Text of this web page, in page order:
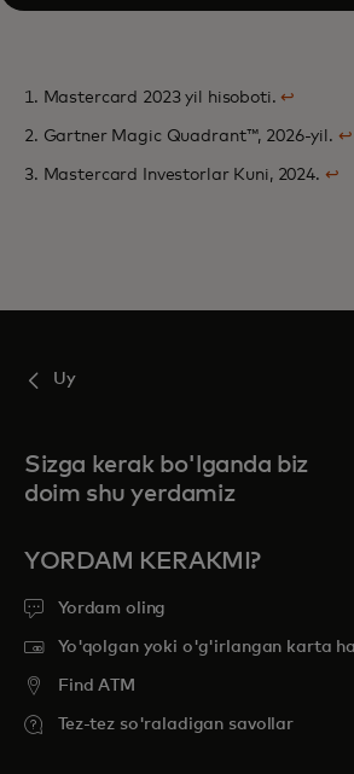
1. Mastercard 2023 yil hisoboti.↩
2. Gartner Magic Quadrant™, 2026-yil. ↩
3. Mastercard Investorlar Kuni, 2024. ↩
Uy
Sizga kerak bo'lganda biz
doim shu yerdamiz
YORDAM KERAKMI?
Yordam oling
Yo'qolgan yoki o'g'irlangan karta
Find ATM
Tez-tez so'raladigan savollar